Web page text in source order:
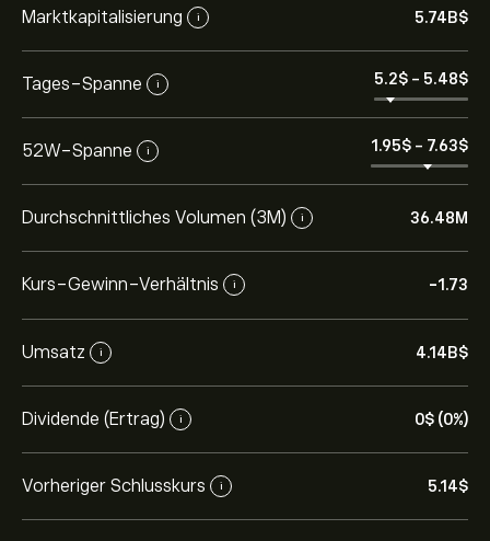
Marktkapitalisierung i 5.74B‎$‎
Tages-Spanne i 5.2‎$‎ - 5.48‎$‎
52W-Spanne i 1.95‎$‎ - 7.63‎$‎
Durchschnittliches Volumen (3M) i 36.48M
Kurs-Gewinn-Verhältnis i -1.73
Umsatz i 4.14B‎$‎
Dividende (Ertrag) i 0‎$‎ (0%)
Vorheriger Schlusskurs i 5.14‎$‎